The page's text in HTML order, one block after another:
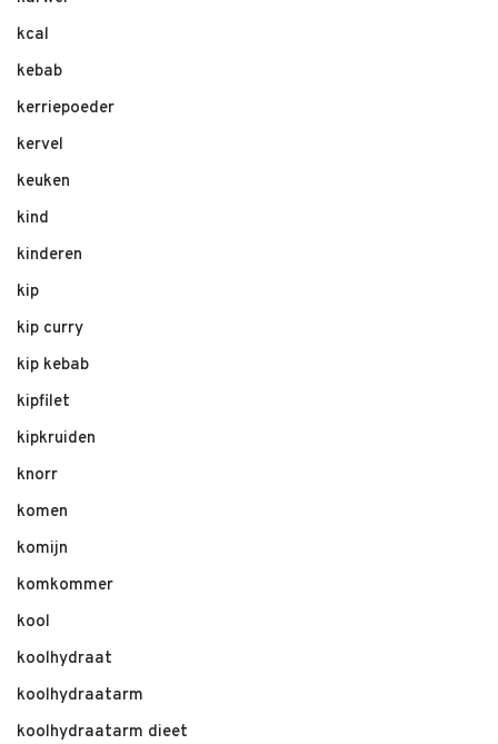
kcal
kebab
kerriepoeder
kervel
keuken
kind
kinderen
kip
kip curry
kip kebab
kipfilet
kipkruiden
knorr
komen
komijn
komkommer
kool
koolhydraat
koolhydraatarm
koolhydraatarm dieet